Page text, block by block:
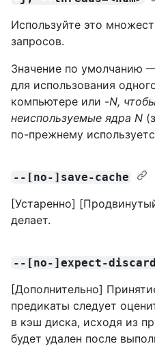
Используйте это
запросов.
Значение по умолчанию
для использования
компьютере или -N,
неиспользуемые ядра N
по-прежнему
--[no-]save-cache
[Устаренно]
делает.
--[no-]expect-
[Дополнительно]
предикаты следует
в кэш диска, исходя из
будет удален после